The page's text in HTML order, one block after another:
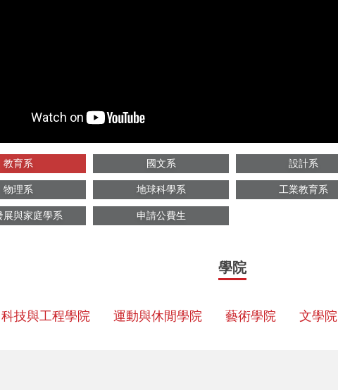
教育系 國文系 設計系
物理系 地球科學系 工業教育系
展與家庭學系 申請公費生
學院
科技與工程學院 運動與休閒學院 藝術學院 文學院